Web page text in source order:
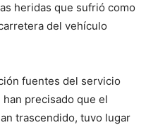
heridas que sufrió como
del vehículo
fuentes del servicio
han precisado que el
trascendido, tuvo lugar